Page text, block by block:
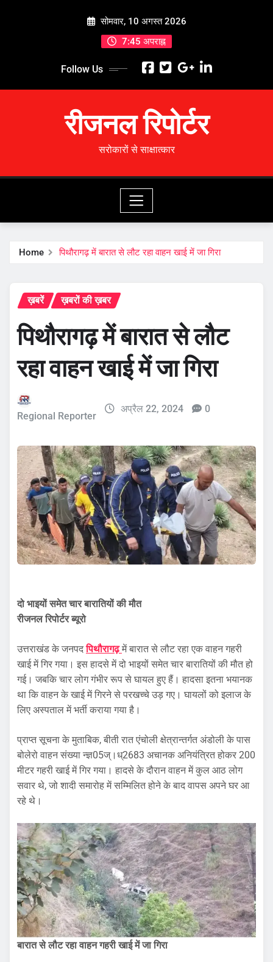
सोमवार, 10 अगस्त 2026
7:45 अपराह्न
Follow Us
रीजनल रिपोर्टर
सरोकारों से साक्षात्कार
Home पिथौरागढ़ में बारात से लौट रहा वाहन खाई में जा गिरा
ख़बरें ख़बरों की ख़बर
पिथौरागढ़ में बारात से लौट
रहा वाहन खाई में जा गिरा
Regional Reporter
अप्रैल 22, 2024 0
दो भाइयों समेत चार बारातियों की मौत
रीजनल रिपोर्टर ब्यूरो
उत्तराखंड के जनपदपिथौरागढ़में बारात से लौट रहा एक वाहन गहरी
खाई में गिर गया। इस हादसे में दो भाइयों समेत चार बारातियों की मौत हो
गई। जबकि चार लोग गंभीर रूप से घायल हुए हैं। हादसा इतना भयानक
था कि वाहन के खाई में गिरने से परखच्चे उड़ गए। घायलों को इलाज के
लिए अस्पताल में भर्ती कराया गया है।
प्राप्त सूचना के मुताबिक, बीती रात एंचोली क्षेत्रान्तर्गत अंडोली के पास
बोलेरो वाहन संख्या न्ज्ञ05ज्।ध्2683 अचानक अनियंत्रित होकर 200
मीटर गहरी खाई में गिर गया। हादसे के दौरान वाहन में कुल आठ लोग
सवार थे, जो शादी समारोह में सम्मिलित होने के बाद वापस अपने घर आ
रहे थे।
बारात से लौट रहा वाहन गहरी खाई में जा गिरा